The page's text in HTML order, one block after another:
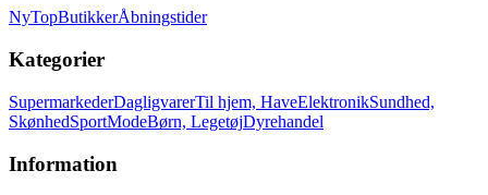
NyTopButikkerÅbningstider
Kategorier
SupermarkederDagligvarerTil hjem, HaveElektronikSundhed,
SkønhedSportModeBørn, LegetøjDyrehandel
Information